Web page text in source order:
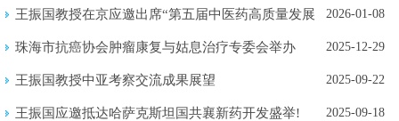
王振国教授在京应邀出席“第五届中医药高质量发展
2026-01-08
珠海市抗癌协会肿瘤康复与姑息治疗专委会举办
2025-12-29
王振国教授中亚考察交流成果展望 2025-09-22
王振国应邀抵达哈萨克斯坦国共襄新药开发盛举! 2025-09-18